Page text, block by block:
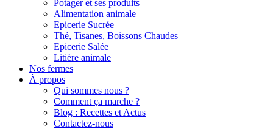
Potager et ses produits
Alimentation animale
Epicerie Sucrée
Thé, Tisanes, Boissons Chaudes
Epicerie Salée
Litière animale
Nos fermes
À propos
Qui sommes nous ?
Comment ça marche ?
Blog : Recettes et Actus
Contactez-nous